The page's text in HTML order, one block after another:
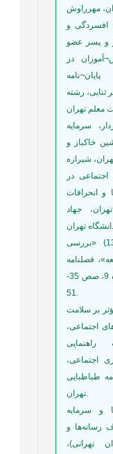
میزان افسردگی و
و پسر عضو
در
ثنایی، رشته
برخوردار، سرمایه
خاکباز و
مشارکت اجتماعی در
و انحرافات
جهاد
جوشن¬لو، محسن و دیگران (1385) «بررسی
فصلنامه
روانشناسان ایرانی، سال سوم، شماره 9، صص 35-
51.
مؤثر بر سلامت
اجتماعی،
راهنمایی
اجتماعی،
طباطبایی
تهران.
رسانه‌ها و سرمایه
رسانه‌ها و
تهرانی)،